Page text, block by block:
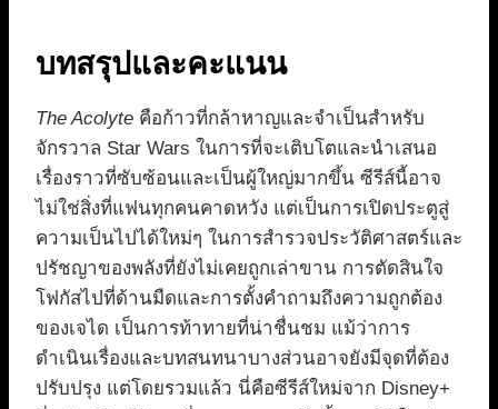
บทสรุปและคะแนน
The Acolyte คือก้าวที่กล้าหาญและจำเป็นสำหรับ
จักรวาล Star Wars ในการที่จะเติบโตและนำเสนอ
เรื่องราวที่ซับซ้อนและเป็นผู้ใหญ่มากขึ้น ซีรีส์นี้อาจ
ไม่ใช่สิ่งที่แฟนทุกคนคาดหวัง แต่เป็นการเปิดประตูสู่
ความเป็นไปได้ใหม่ๆ ในการสำรวจประวัติศาสตร์และ
ปรัชญาของพลังที่ยังไม่เคยถูกเล่าขาน การตัดสินใจ
โฟกัสไปที่ด้านมืดและการตั้งคำถามถึงความถูกต้อง
ของเจได เป็นการท้าทายที่น่าชื่นชม แม้ว่าการ
ดำเนินเรื่องและบทสนทนาบางส่วนอาจยังมีจุดที่ต้อง
ปรับปรุง แต่โดยรวมแล้ว นี่คือซีรีส์ใหม่จาก Disney+